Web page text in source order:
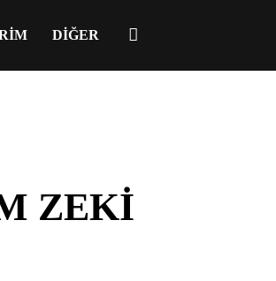
DIĞER
ZEKI